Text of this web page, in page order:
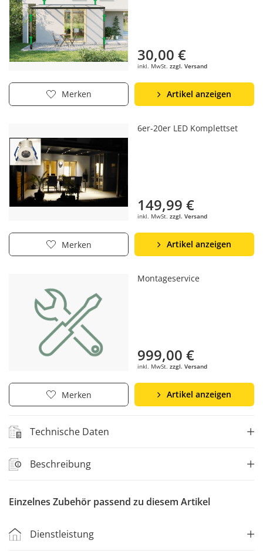
30,00 €
inkl. MwSt. zzgl. Versand
Merken Artikel anzeigen
6er-20er LED Komplettset
149,99 €
inkl. MwSt. zzgl. Versand
Merken Artikel anzeigen
Montageservice
999,00 €
inkl. MwSt. zzgl. Versand
Merken Artikel anzeigen
Technische Daten
Beschreibung
Einzelnes Zubehör passend zu diesem Artikel
Dienstleistung